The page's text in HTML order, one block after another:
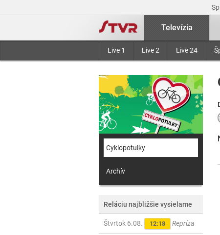
Televízia
Live 1 Live 2 Live 24
Cyklopotulky
Archív
Reláciu najbližšie vysielame
Štvrtok 6.08. 12:18 Repríza